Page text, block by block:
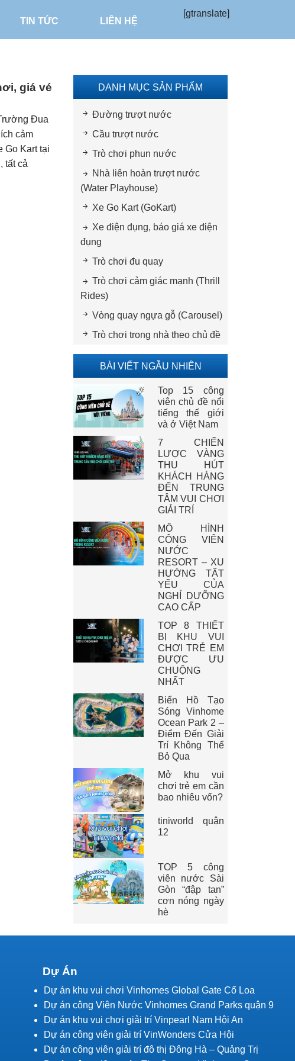
TIN TỨC LIÊN HỆ
[gtranslate]
giá vé
Đua
cảm
Go Kart tại
tất cả
DANH MỤC SẢN PHẨM
Đường trượt nước
Cầu trượt nước
Trò chơi phun nước
Nhà liên hoàn trượt nước
(Water Playhouse)
Xe Go Kart (GoKart)
Xe điện đụng, báo giá xe điện
đụng
Trò chơi đu quay
Trò chơi cảm giác mạnh (Thrill
Rides)
Vòng quay ngựa gỗ (Carousel)
Trò chơi trong nhà theo chủ đề
BÀI VIẾT NGẪU NHIÊN
Top 15 công
viên chủ đề nổi
tiếng thế giới
và ở Việt Nam
7 CHIẾN
LƯỢC VÀNG
THU HÚT
KHÁCH HÀNG
ĐẾN TRUNG
TÂM VUI CHƠI
GIẢI TRÍ
MÔ HÌNH
CÔNG VIÊN
NƯỚC
RESORT – XU
HƯỚNG TẤT
YẾU CỦA
NGHỈ DƯỠNG
CAO CẤP
TOP 8 THIẾT
BỊ KHU VUI
CHƠI TRẺ EM
ĐƯỢC ƯU
CHUỘNG
NHẤT
Biển Hồ Tạo
Sóng Vinhome
Ocean Park 2 –
Điểm Đến Giải
Trí Không Thể
Bỏ Qua
Mở khu vui
chơi trẻ em cần
bao nhiêu vốn?
tiniworld quận
12
TOP 5 công
viên nước Sài
Gòn “đập tan”
cơn nóng ngày
hè
Dự Án
Dự án khu vui chơi Vinhomes Global Gate Cổ Loa
Dự án công Viên Nước Vinhomes Grand Parks quận 9
Dự án khu vui chơi giải trí Vinpearl Nam Hội An
Dự án công viên giải trí VinWonders Cửa Hội
Dự án công viên giải trí đô thị Đông Hà – Quảng Trị